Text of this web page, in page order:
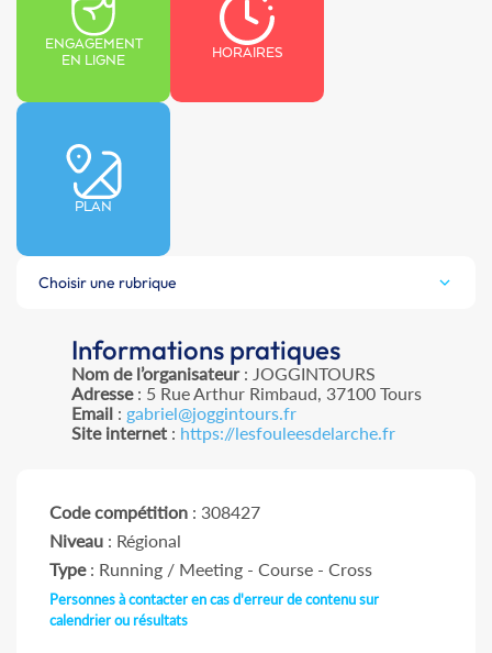
ENGAGEMENT
EN LIGNE
HORAIRES
PLAN
Choisir une rubrique
Informations pratiques
Nom de l’organisateur: JOGGINTOURS
Adresse: 5 Rue Arthur Rimbaud, 37100 Tours
Email: gabriel@joggintours.fr
Site internet: https://lesfouleesdelarche.fr
Code compétition : 308427
Niveau : Régional
Type: Running / Meeting - Course - Cross
Personnes à contacter en cas d'erreur de contenu sur
calendrier ou résultats